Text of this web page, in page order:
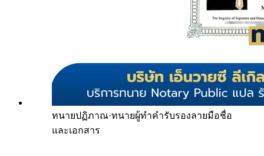
ทนายปฏิภาณ·ทนายผู้ทำคำรับรองลายมือชื่อ
และเอกสาร